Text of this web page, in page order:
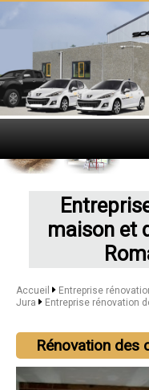
maison et
Accueil
Entreprise
Jura
Entreprise rénovation
Rénovation des